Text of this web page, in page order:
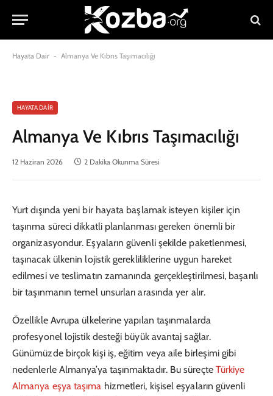
Hayata Dair - Almanya Ve Kıbrıs Taşımacılığı
HAYATA DAIR
Almanya Ve Kıbrıs Taşımacılığı
12 Haziran 2026 2 Dakika Okunma Süresi
Yurt dışında yeni bir hayata başlamak isteyen kişiler için
taşınma süreci dikkatli planlanması gereken önemli bir
organizasyondur. Eşyaların güvenli şekilde paketlenmesi,
taşınacak ülkenin lojistik gerekliliklerine uygun hareket
edilmesi ve teslimatın zamanında gerçekleştirilmesi, başarılı
bir taşınmanın temel unsurları arasında yer alır.
Özellikle Avrupa ülkelerine yapılan taşınmalarda
profesyonel lojistik desteği büyük avantaj sağlar.
Günümüzde birçok kişi iş, eğitim veya aile birleşimi gibi
nedenlerle Almanya’ya taşınmaktadır. Bu süreçte Türkiye
Almanya eşya taşıma hizmetleri, kişisel eşyaların güvenli